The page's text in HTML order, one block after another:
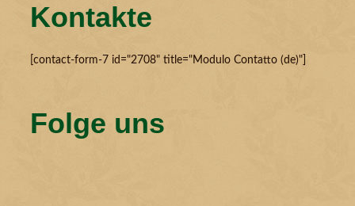
Kontakte
[contact-form-7 id="2708" title="Modulo Contatto (de)"]
Folge uns